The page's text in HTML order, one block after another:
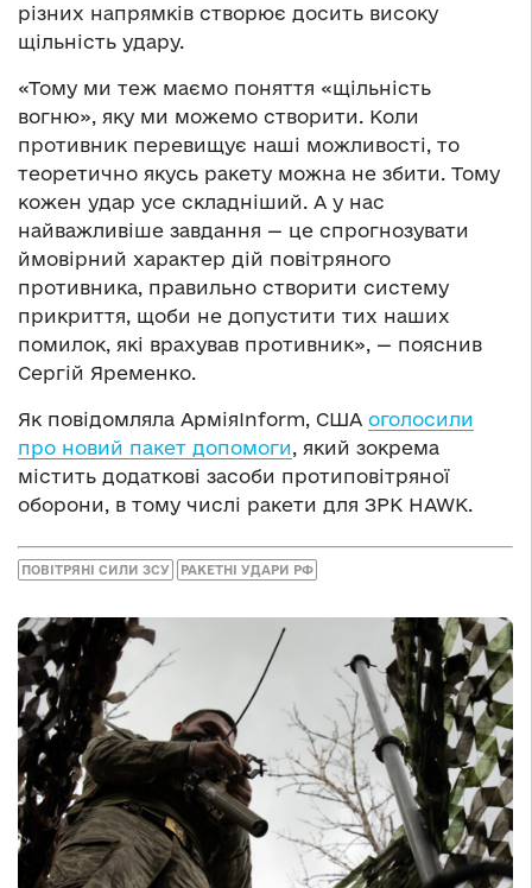
різних напрямків створює досить високу
щільність удару.
«Тому ми теж маємо поняття «щільність
вогню», яку ми можемо створити. Коли
противник перевищує наші можливості, то
теоретично якусь ракету можна не збити. Тому
кожен удар усе складніший. А у нас
найважливіше завдання — це спрогнозувати
ймовірний характер дій повітряного
противника, правильно створити систему
прикриття, щоби не допустити тих наших
помилок, які врахував противник», — пояснив
Сергій Яременко.
Як повідомляла АрміяInform, США оголосили
про новий пакет допомоги, який зокрема
містить додаткові засоби протиповітряної
оборони, в тому числі ракети для ЗРК HAWK.
ПОВІТРЯНІ СИЛИ ЗСУ РАКЕТНІ УДАРИ РФ